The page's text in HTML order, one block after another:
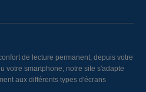
de lecture permanent, depuis votre
votre smartphone, notre site s'adapte
aux différents types d'écrans